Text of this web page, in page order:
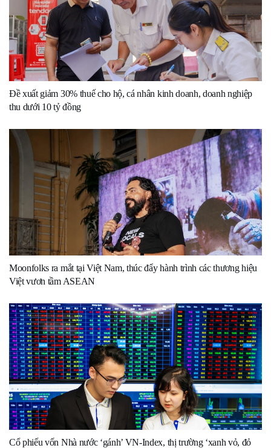
Đề xuất giảm 30% thuế cho hộ, cá nhân kinh doanh, doanh nghiệp
thu dưới 10 tỷ đồng
Moonfolks ra mắt tại Việt Nam, thúc đẩy hành trình các thương hiệu
Việt vươn tầm ASEAN
Cổ phiếu vốn Nhà nước ‘gánh’ VN-Index, thị trường ‘xanh vỏ, đỏ